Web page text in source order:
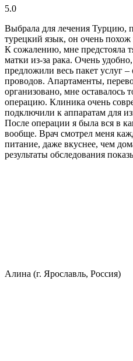
5.0
Выбрала для лечения Турцию,
турецкий язык, он очень
К сожалению, мне предстояла
матки из-за рака. Очень
предложили весь пакет услуг –
проводов. Апартаменты,
организовано, мне оставалось
операцию. Клиника очень
подключили к аппаратам для
После операции я была вся в
вообще. Врач смотрел меня
питание, даже вкуснее, чем
результаты обследования
Алина (г. Ярославль, Россия)